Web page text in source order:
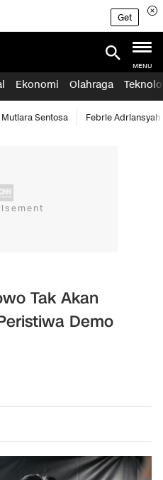
Get
MENU
Ekonomi Olahraga
Mutiara Sentosa Febrie Adriansyah
Tak Akan
Demo